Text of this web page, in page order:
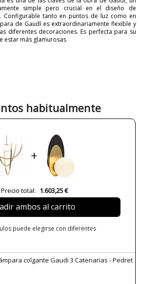
simple pero crucial en el diseño de
Configurable tanto en puntos de luz como en
de Gaudí es extraordinariamente flexible y
diferentes decoraciones. Es perfecta para su
estar más glamurosas
Dorado
10
4 semanas
Clase I
Interior
2015
Lámparas de Techo
habitualmente
+
Precio total: 1.603,25 €
ambos al carrito
puede elegirse con diferentes
colgante Gaudi 3 Catenarias - Pedret